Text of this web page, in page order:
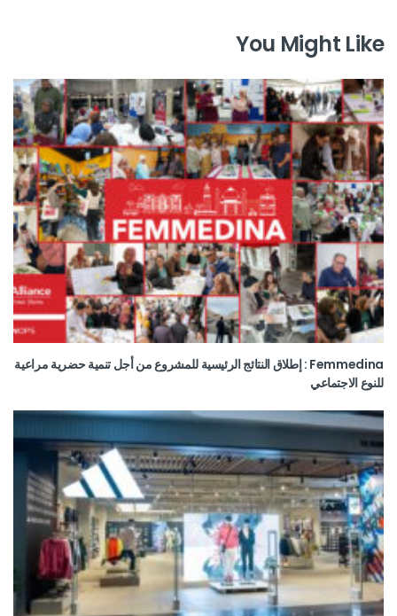
You Might Like
Femmedina : إطلاق النتائج الرئيسية للمشروع من أجل تنمية حضرية مراعية
للنوع الاجتماعي